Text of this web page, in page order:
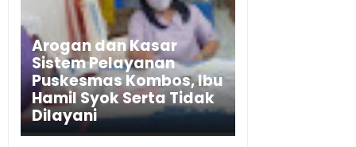
Arogan dan Kasar
Sistem Pelayanan
Puskesmas Kombos, Ibu
Hamil Syok Serta Tidak
Dilayani